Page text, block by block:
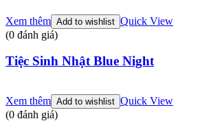
Xem thêm Add to wishlist Quick View
(0 đánh giá)
Tiệc Sinh Nhật Blue Night
Xem thêm Add to wishlist Quick View
(0 đánh giá)